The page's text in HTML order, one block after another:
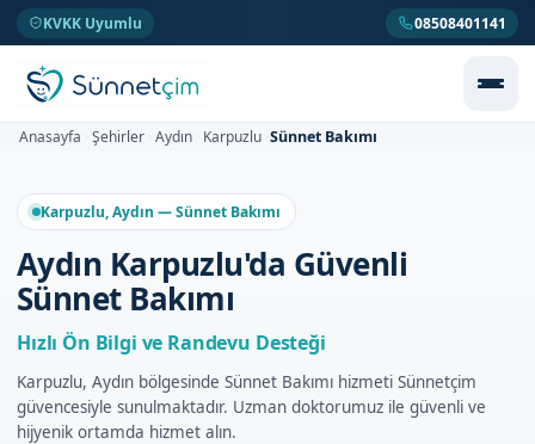
KVKK Uyumlu 08508401141
Anasayfa Şehirler Aydın Karpuzlu Sünnet Bakımı
Karpuzlu, Aydın — Sünnet Bakımı
Aydın Karpuzlu'da Güvenli
Sünnet Bakımı
Hızlı Ön Bilgi ve Randevu Desteği
Karpuzlu, Aydın bölgesinde Sünnet Bakımı hizmeti Sünnetçim
güvencesiyle sunulmaktadır. Uzman doktorumuz ile güvenli ve
hijyenik ortamda hizmet alın.